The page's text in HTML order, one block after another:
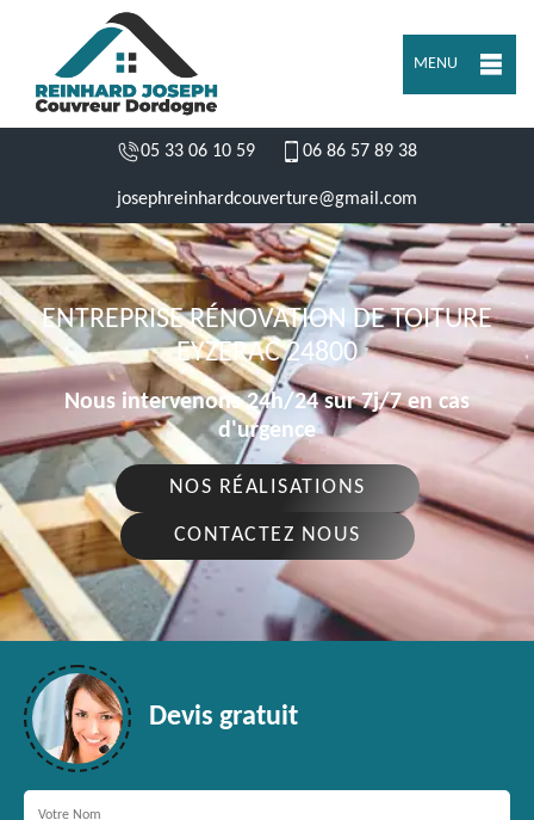
MENU
05 33 06 10 59 06 86 57 89 38
josephreinhardcouverture@gmail.com
ENTREPRISE RÉNOVATION DE TOITURE
EYZERAC 24800
Nous intervenons 24h/24 sur 7j/7 en cas
d'urgence
NOS RÉALISATIONS
CONTACTEZ NOUS
Devis gratuit